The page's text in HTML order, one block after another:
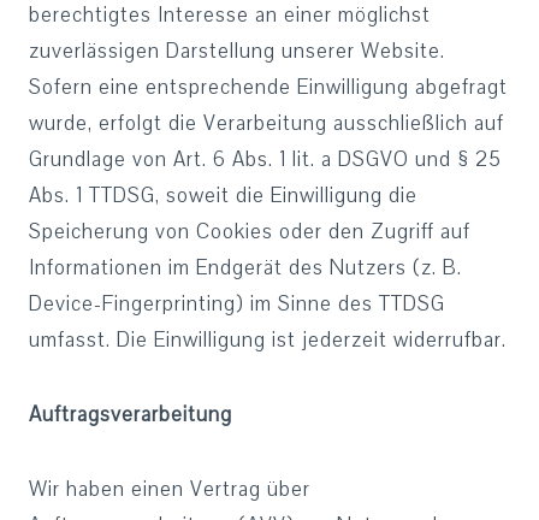
berechtigtes Interesse an einer möglichst
zuverlässigen Darstellung unserer Website.
Sofern eine entsprechende Einwilligung abgefragt
wurde, erfolgt die Verarbeitung ausschließlich auf
Grundlage von Art. 6 Abs. 1 lit. a DSGVO und § 25
Abs. 1 TTDSG, soweit die Einwilligung die
Speicherung von Cookies oder den Zugriff auf
Informationen im Endgerät des Nutzers (z. B.
Device-Fingerprinting) im Sinne des TTDSG
umfasst. Die Einwilligung ist jederzeit widerrufbar.
Auftragsverarbeitung
Wir haben einen Vertrag über